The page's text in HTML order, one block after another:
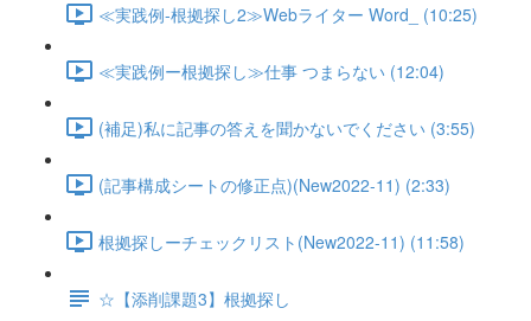
≪実践例-根拠探し2≫Webライター Word_ (10:25)
≪実践例ー根拠探し≫仕事 つまらない (12:04)
(補足)私に記事の答えを聞かないでください (3:55)
(記事構成シートの修正点)(New2022-11) (2:33)
根拠探しーチェックリスト(New2022-11) (11:58)
☆【添削課題3】根拠探し